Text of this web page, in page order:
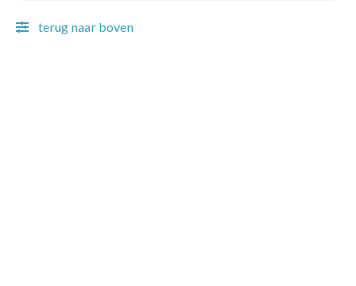
terug naar boven